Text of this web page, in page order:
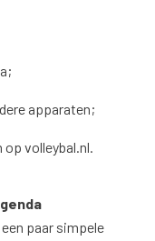
apparaten;
volleybal.nl.
paar simpele